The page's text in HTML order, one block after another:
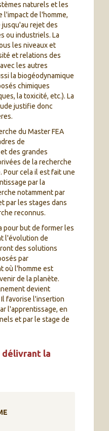
naturels et les
l'impact de l'homme,
rejet des
ou industriels. La
les niveaux et
et relations des
les autres
la biogéodynamique
chimiques
la toxicité, etc.). La
justifie donc
du Master FEA
de
des grandes
de la recherche
cela il est fait une
par la
notamment par
par les stages dans
reconnus.
pour but de former les
l'évolution de
des solutions
par
où l'homme est
de la planète.
devient
favorise l'insertion
l'apprentissage, en
et par le stage de
délivrant la